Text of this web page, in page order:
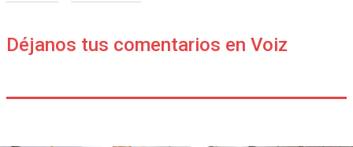
Déjanos tus comentarios en Voiz